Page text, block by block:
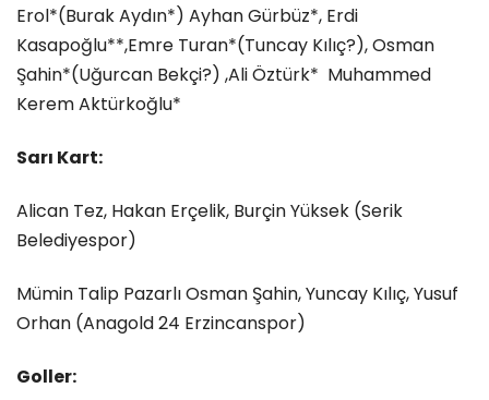
Erol*(Burak Aydın*) Ayhan Gürbüz*, Erdi
Kasapoğlu**,Emre Turan*(Tuncay Kılıç?), Osman
Şahin*(Uğurcan Bekçi?) ,Ali Öztürk* Muhammed
Kerem Aktürkoğlu*
Sarı Kart:
Alican Tez, Hakan Erçelik, Burçin Yüksek (Serik
Belediyespor)
Mümin Talip Pazarlı Osman Şahin, Yuncay Kılıç, Yusuf
Orhan (Anagold 24 Erzincanspor)
Goller: